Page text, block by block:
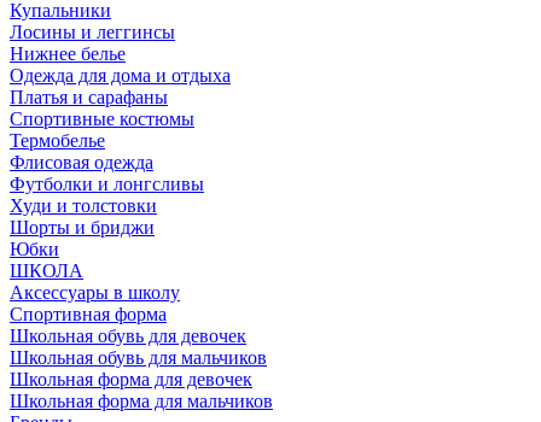
Купальники
Лосины и леггинсы
Нижнее белье
Одежда для дома и отдыха
Платья и сарафаны
Спортивные костюмы
Термобелье
Флисовая одежда
Футболки и лонгсливы
Худи и толстовки
Шорты и бриджи
Юбки
ШКОЛА
Аксессуары в школу
Спортивная форма
Школьная обувь для девочек
Школьная обувь для мальчиков
Школьная форма для девочек
Школьная форма для мальчиков